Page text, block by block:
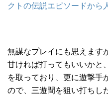
クトの伝説エピソードから
無謀なプレイにも思えます
甘ければ打ってもいいかと
を取っており、更に遊撃手
ので、三遊間を狙い打ちし